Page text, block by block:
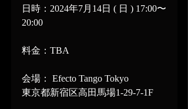
日時：2024年7月14日 ( 日 ) 17:00〜
20:00
料金：TBA
会場： Efecto Tango Tokyo
東京都新宿区高田馬場1-29-7-1F